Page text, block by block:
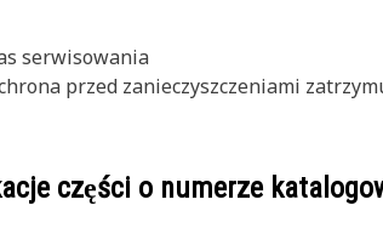
serwisowania
przed zanieczyszczeniami
części o numerze